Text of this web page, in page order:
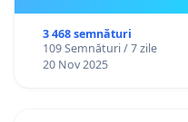
3 468 semnături
109 Semnături / 7 zile
20 Nov 2025